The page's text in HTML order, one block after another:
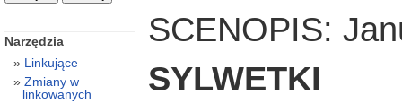
SCENOPIS:
SYLWETKI
Narzędzia
Linkujące
Zmiany w
linkowanych